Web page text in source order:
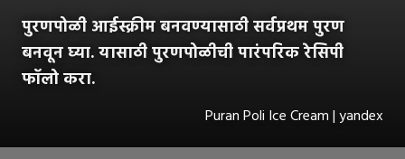
पुरणपोळी आईस्क्रीम बनवण्यासाठी सर्वप्रथम पुरण
बनवून घ्या. यासाठी पुरणपोळीची पारंपरिक रेसिपी
फॉलो करा.
Puran Poli Ice Cream | yandex